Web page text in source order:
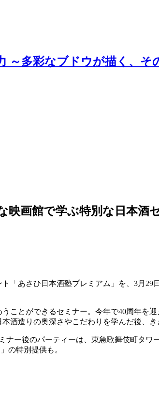
～多彩なブドウが描く、そ
映画館で学ぶ特別な日本酒
「あさひ日本酒塾プレミアム」を、3月
ことができるセミナー。今年で40周年を
酒造りの奥深さやこだわりを学んだ後、
ー後のパーティーは、東急歌舞伎町タワ
の特別提供も。